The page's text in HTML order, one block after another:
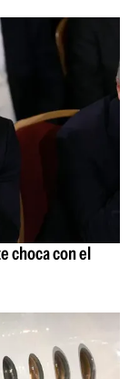
choca con el